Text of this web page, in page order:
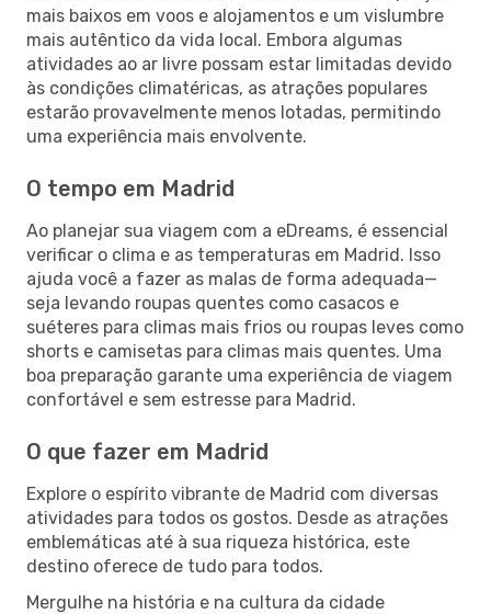
mais baixos em voos e alojamentos e um vislumbre
mais autêntico da vida local. Embora algumas
atividades ao ar livre possam estar limitadas devido
às condições climatéricas, as atrações populares
estarão provavelmente menos lotadas, permitindo
uma experiência mais envolvente.
O tempo em Madrid
Ao planejar sua viagem com a eDreams, é essencial
verificar o clima e as temperaturas em Madrid. Isso
ajuda você a fazer as malas de forma adequada—
seja levando roupas quentes como casacos e
suéteres para climas mais frios ou roupas leves como
shorts e camisetas para climas mais quentes. Uma
boa preparação garante uma experiência de viagem
confortável e sem estresse para Madrid.
O que fazer em Madrid
Explore o espírito vibrante de Madrid com diversas
atividades para todos os gostos. Desde as atrações
emblemáticas até à sua riqueza histórica, este
destino oferece de tudo para todos.
Mergulhe na história e na cultura da cidade